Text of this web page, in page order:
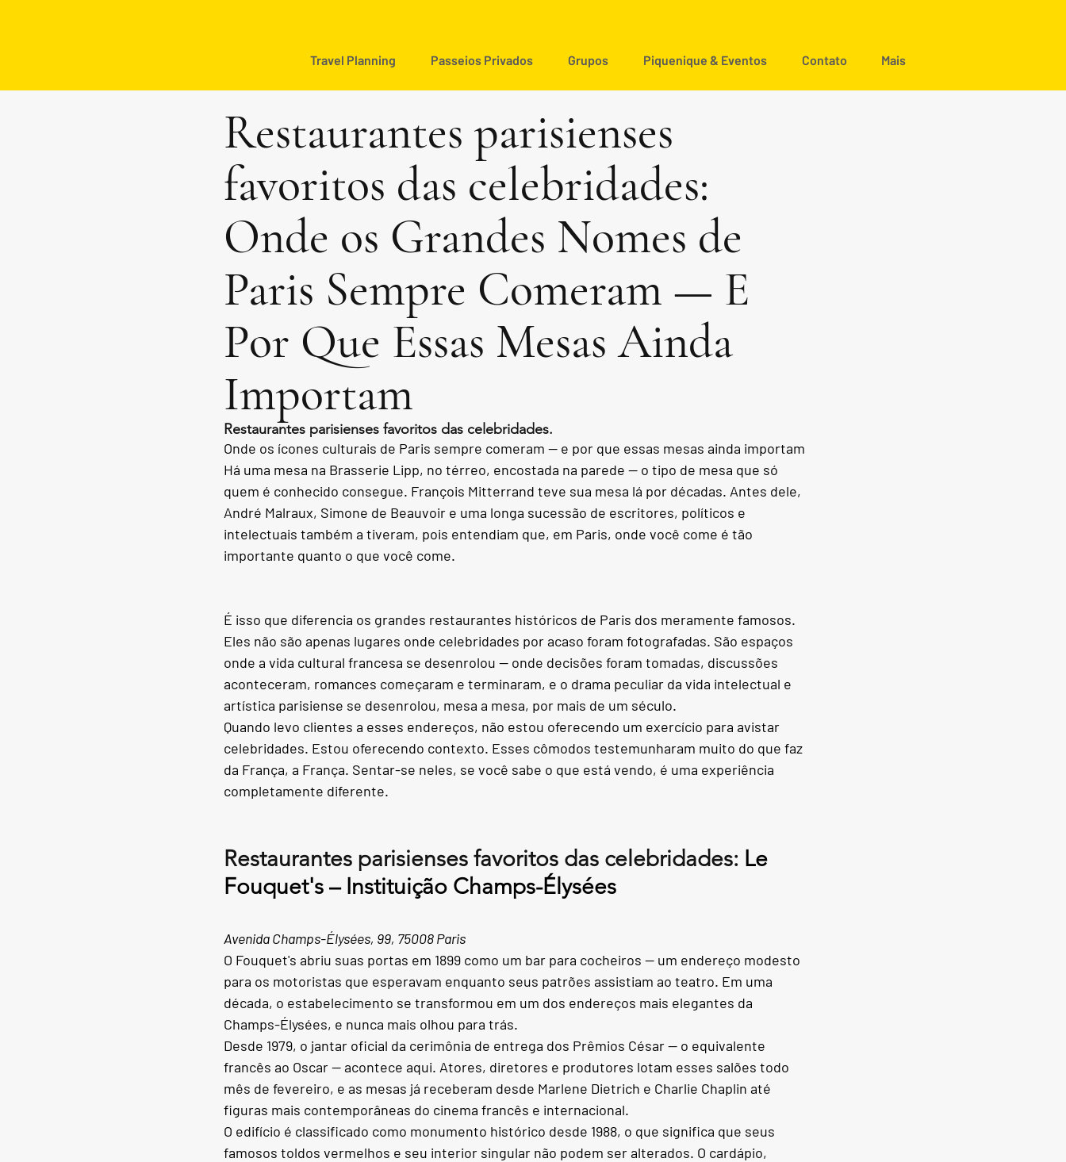
Travel Planning Passeios Privados Grupos Piquenique & Eventos Contato Mais
Restaurantes parisienses
favoritos das celebridades:
Onde os Grandes Nomes de
Paris Sempre Comeram — E
Por Que Essas Mesas Ainda
Importam
Restaurantes parisienses favoritos das celebridades.
Onde os ícones culturais de Paris sempre comeram — e por que essas mesas ainda importam
Há uma mesa na Brasserie Lipp, no térreo, encostada na parede — o tipo de mesa que só
quem é conhecido consegue. François Mitterrand teve sua mesa lá por décadas. Antes dele,
André Malraux, Simone de Beauvoir e uma longa sucessão de escritores, políticos e
intelectuais também a tiveram, pois entendiam que, em Paris, onde você come é tão
importante quanto o que você come.
É isso que diferencia os grandes restaurantes históricos de Paris dos meramente famosos.
Eles não são apenas lugares onde celebridades por acaso foram fotografadas. São espaços
onde a vida cultural francesa se desenrolou — onde decisões foram tomadas, discussões
aconteceram, romances começaram e terminaram, e o drama peculiar da vida intelectual e
artística parisiense se desenrolou, mesa a mesa, por mais de um século.
Quando levo clientes a esses endereços, não estou oferecendo um exercício para avistar
celebridades. Estou oferecendo contexto. Esses cômodos testemunharam muito do que faz
da França, a França. Sentar-se neles, se você sabe o que está vendo, é uma experiência
completamente diferente.
Restaurantes parisienses favoritos das celebridades: Le
Fouquet's – Instituição Champs-Élysées
Avenida Champs-Élysées, 99, 75008 Paris
O Fouquet's abriu suas portas em 1899 como um bar para cocheiros — um endereço modesto
para os motoristas que esperavam enquanto seus patrões assistiam ao teatro. Em uma
década, o estabelecimento se transformou em um dos endereços mais elegantes da
Champs-Élysées, e nunca mais olhou para trás.
Desde 1979, o jantar oficial da cerimônia de entrega dos Prêmios César — o equivalente
francês ao Oscar — acontece aqui. Atores, diretores e produtores lotam esses salões todo
mês de fevereiro, e as mesas já receberam desde Marlene Dietrich e Charlie Chaplin até
figuras mais contemporâneas do cinema francês e internacional.
O edifício é classificado como monumento histórico desde 1988, o que significa que seus
famosos toldos vermelhos e seu interior singular não podem ser alterados. O cardápio,